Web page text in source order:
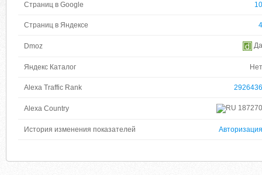
Страниц в Google 10
Страниц в Яндексе 4
Dmoz Да
Яндекс Каталог Нет
Alexa Traffic Rank 2926436
Alexa Country 187270
История изменения показателей Авторизация